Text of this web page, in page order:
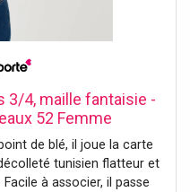
3/4, maille fantaisie -
52 Femme
de blé, il joue la carte
tunisien flatteur et
à associer, il passe